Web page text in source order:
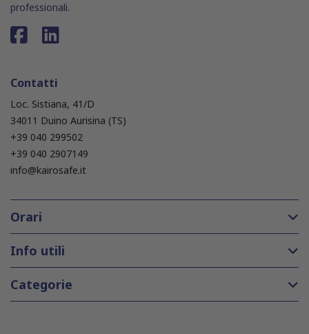
professionali.
Contatti
Loc. Sistiana, 41/D
34011 Duino Aurisina (TS)
+39 040 299502
+39 040 2907149
info@kairosafe.it
Orari
Info utili
Categorie